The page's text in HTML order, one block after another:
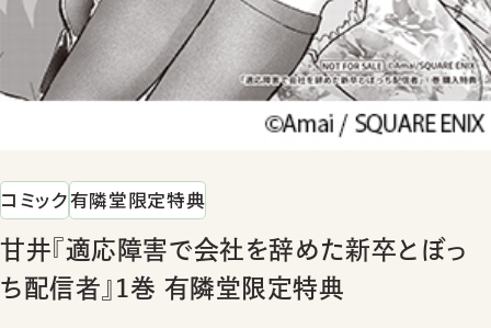
コミック有隣堂限定特典
甘井『適応障害で会社を辞めた新卒とぼっ
ち配信者』1巻 有隣堂限定特典